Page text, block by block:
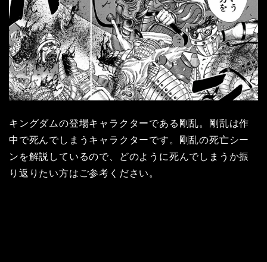
キングダムの登場キャラクターである剛乱。剛乱は作
中で死んでしまうキャラクターです。剛乱の死亡シー
ンを解説しているので、どのように死んでしまうか振
り返りたい方はご参考ください。